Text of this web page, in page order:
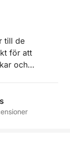
till de
för att
och
erbjuder
i Adriatiska
Här kan du